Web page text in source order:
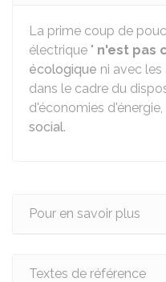
La prime coup de
électrique " n'est pas
écologique ni avec
dans le cadre du
d'économies
social.
Pour en savoir plus
Textes de référence